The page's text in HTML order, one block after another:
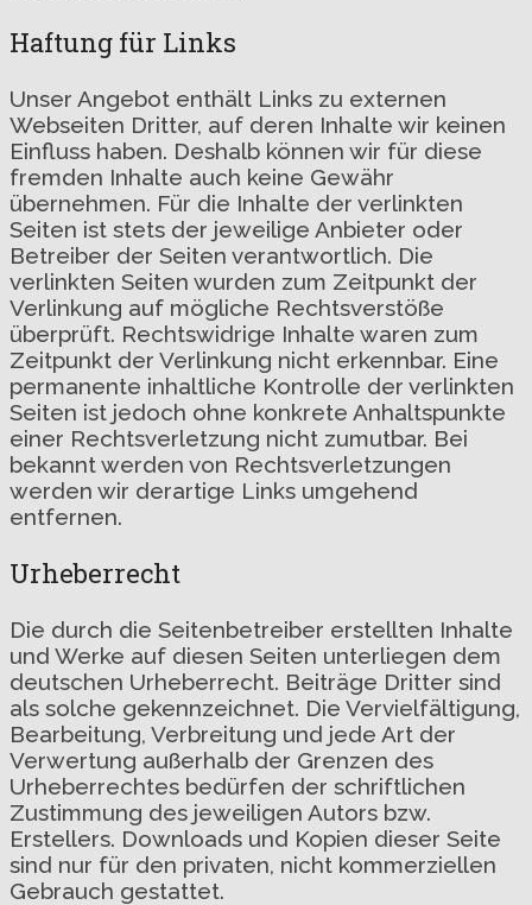
Haftung für Links
Unser Angebot enthält Links zu externen
Webseiten Dritter, auf deren Inhalte wir keinen
Einfluss haben. Deshalb können wir für diese
fremden Inhalte auch keine Gewähr
übernehmen. Für die Inhalte der verlinkten
Seiten ist stets der jeweilige Anbieter oder
Betreiber der Seiten verantwortlich. Die
verlinkten Seiten wurden zum Zeitpunkt der
Verlinkung auf mögliche Rechtsverstöße
überprüft. Rechtswidrige Inhalte waren zum
Zeitpunkt der Verlinkung nicht erkennbar. Eine
permanente inhaltliche Kontrolle der verlinkten
Seiten ist jedoch ohne konkrete Anhaltspunkte
einer Rechtsverletzung nicht zumutbar. Bei
bekannt werden von Rechtsverletzungen
werden wir derartige Links umgehend
entfernen.
Urheberrecht
Die durch die Seitenbetreiber erstellten Inhalte
und Werke auf diesen Seiten unterliegen dem
deutschen Urheberrecht. Beiträge Dritter sind
als solche gekennzeichnet. Die Vervielfältigung,
Bearbeitung, Verbreitung und jede Art der
Verwertung außerhalb der Grenzen des
Urheberrechtes bedürfen der schriftlichen
Zustimmung des jeweiligen Autors bzw.
Erstellers. Downloads und Kopien dieser Seite
sind nur für den privaten, nicht kommerziellen
Gebrauch gestattet.